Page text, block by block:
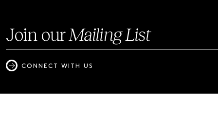
Join ourMailing List
CONNECT WITH US